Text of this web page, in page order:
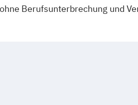
Berufsunterbrechung und